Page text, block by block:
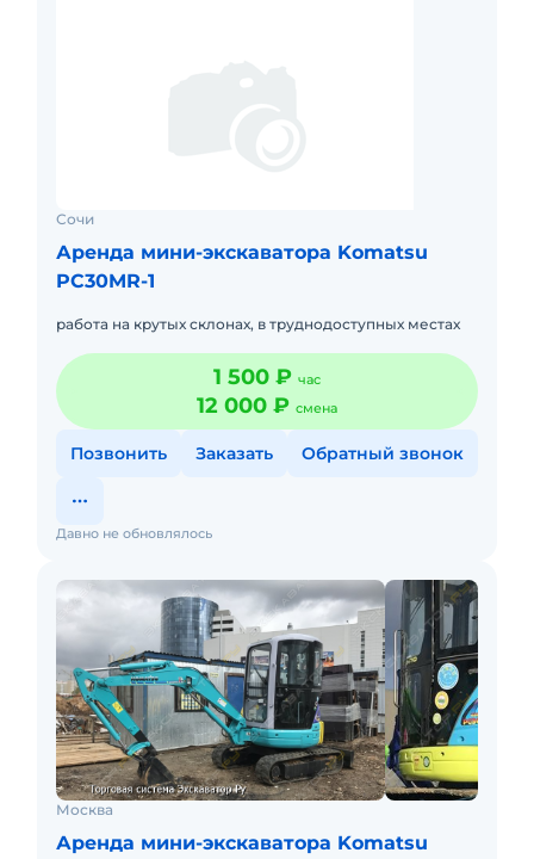
Сочи
Аренда мини-экскаватора Komatsu
PC30MR-1
работа на крутых склонах, в труднодоступных местах
1 500 ₽ час
12 000 ₽ смена
Позвонить Заказать Обратный звонок
Давно не обновлялось
Москва
Аренда мини-экскаватора Komatsu